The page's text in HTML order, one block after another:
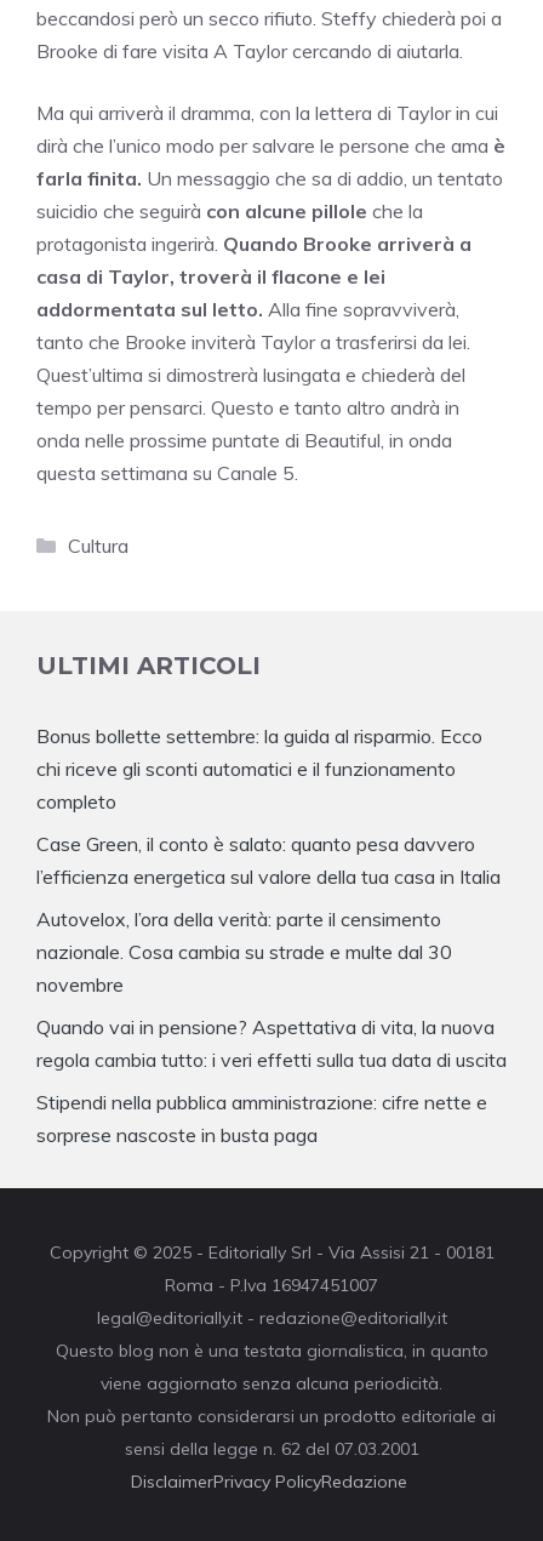
beccandosi però un secco rifiuto. Steffy chiederà poi a
Brooke di fare visita A Taylor cercando di aiutarla.
Ma qui arriverà il dramma, con la lettera di Taylor in cui
dirà che l’unico modo per salvare le persone che ama è
farla finita. Un messaggio che sa di addio, un tentato
suicidio che seguirà con alcune pillole che la
protagonista ingerirà. Quando Brooke arriverà a
casa di Taylor, troverà il flacone e lei
addormentata sul letto. Alla fine sopravviverà,
tanto che Brooke inviterà Taylor a trasferirsi da lei.
Quest’ultima si dimostrerà lusingata e chiederà del
tempo per pensarci. Questo e tanto altro andrà in
onda nelle prossime puntate di Beautiful, in onda
questa settimana su Canale 5.
Categorie
Cultura
ULTIMI ARTICOLI
Bonus bollette settembre: la guida al risparmio. Ecco
chi riceve gli sconti automatici e il funzionamento
completo
Case Green, il conto è salato: quanto pesa davvero
l’efficienza energetica sul valore della tua casa in Italia
Autovelox, l’ora della verità: parte il censimento
nazionale. Cosa cambia su strade e multe dal 30
novembre
Quando vai in pensione? Aspettativa di vita, la nuova
regola cambia tutto: i veri effetti sulla tua data di uscita
Stipendi nella pubblica amministrazione: cifre nette e
sorprese nascoste in busta paga
Copyright © 2025 - Editorially Srl - Via Assisi 21 - 00181
Roma - P.Iva 16947451007
legal@editorially.it - redazione@editorially.it
Questo blog non è una testata giornalistica, in quanto
viene aggiornato senza alcuna periodicità.
Non può pertanto considerarsi un prodotto editoriale ai
sensi della legge n. 62 del 07.03.2001
DisclaimerPrivacy PolicyRedazione